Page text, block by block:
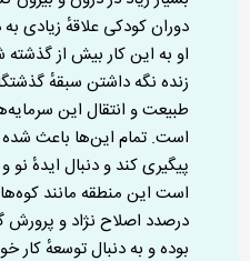
دوران کودکی علاقهٔ زیادی
او به این کار بیش از
زنده نگه داشتن سبقهٔ
طبیعت و انتقال این
است. تمام این‌ها باعث شده
پیگیری کند و دنبال ایدهٔ
است این منطقه مانند
درصدد اصلاح نژاد و
بوده و به دنبال توسعهٔ کار